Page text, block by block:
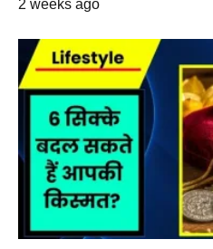
2 weeks ago